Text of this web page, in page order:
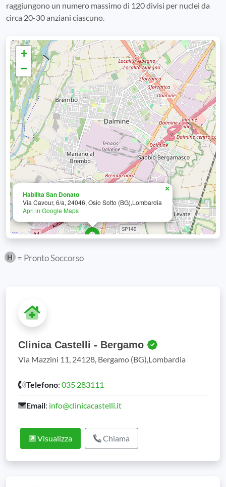
raggiungono un numero massimo di 120 divisi per nuclei da
circa 20-30 anziani ciascuno.
Habilita San Donato
Via Cavour, 6/a, 24046, Osio Sotto (BG),Lombardia
Apri in Google Maps
×
+
−
= Pronto Soccorso
Clinica Castelli - Bergamo
Via Mazzini 11, 24128, Bergamo (BG),Lombardia
Telefono: 035 283111
Email: info@clinicacastelli.it
Visualizza Chiama